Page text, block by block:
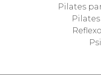
Pilates